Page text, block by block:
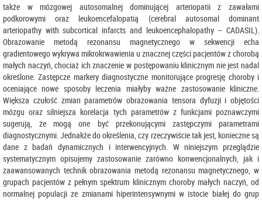
także w mózgowej autosomalnej dominującej arteriopatii z zawałami
podkorowymi oraz leukoencefalopatią (cerebral autosomal dominant
arteriopathy with subcortical infarcts and leukoencephalopathy – CADASIL).
Obrazowanie metodą rezonansu magnetycznego w sekwencji echa
gradientowego wykrywa mikrokrwawienia u znacznej części pacjentów z chorobą
małych naczyń, chociaż ich znaczenie w postępowaniu klinicznym nie jest nadal
określone. Zastępcze markery diagnostyczne monitorujące progresję choroby i
oceniające nowe sposoby leczenia miałyby ważne zastosowanie kliniczne.
Większa czułość zmian parametrów obrazowania tensora dyfuzji i objętości
mózgu oraz silniejsza korelacja tych parametrów z funkcjami poznawczymi
sugerują, że mogą one być przekonującymi zastępczymi parametrami
diagnostycznymi. Jednakże do określenia, czy rzeczywiście tak jest, konieczne są
dane z badań dynamicznych i interwencyjnych. W niniejszym przeglądzie
systematycznym opisujemy zastosowanie zarówno konwencjonalnych, jak i
zaawansowanych technik obrazowania metodą rezonansu magnetycznego, w
grupach pacjentów z pełnym spektrum klinicznym choroby małych naczyń, od
normalnej populacji ze zmianami hiperintensywnymi w istocie białej do grup